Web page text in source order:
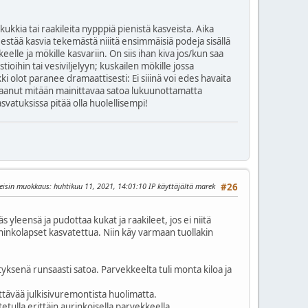
tai raakileita nypppiä pienistä kasveista. Aika
kasvia tekemästä niiitä ensimmäisiä podeja sisällä
ja mökille kasvariin. On siis ihan kiva jos/kun saa
tai vesiviljelyyn; kuskailen mökille jossa
olot paranee dramaattisesti: Ei siiinä voi edes havaita
mitään mainittavaa satoa lukuunottamatta
pitää olla huolellisempi!
#26
muokkaus: huhtikuu 11, 2021, 14:01:10 IP käyttäjältä marek
yleensä ja pudottaa kukat ja raakileet, jos ei niitä
kasvatettua. Niin käy varmaan tuollakin
runsaasti satoa. Parvekkeelta tuli monta kiloa ja
julkisivuremontista huolimatta.